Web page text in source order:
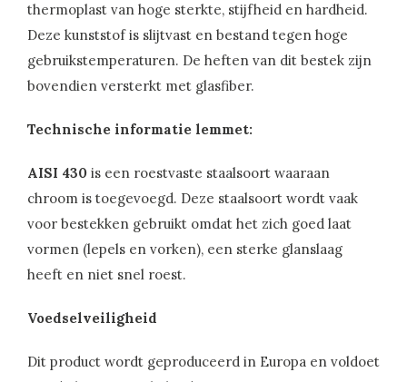
thermoplast van hoge sterkte, stijfheid en hardheid.
Deze kunststof is slijtvast en bestand tegen hoge
gebruikstemperaturen. De heften van dit bestek zijn
bovendien versterkt met glasfiber.
Technische informatie lemmet:
AISI 430 is een roestvaste staalsoort waaraan
chroom is toegevoegd. Deze staalsoort wordt vaak
voor bestekken gebruikt omdat het zich goed laat
vormen (lepels en vorken), een sterke glanslaag
heeft en niet snel roest.
Voedselveiligheid
Dit product wordt geproduceerd in Europa en voldoet